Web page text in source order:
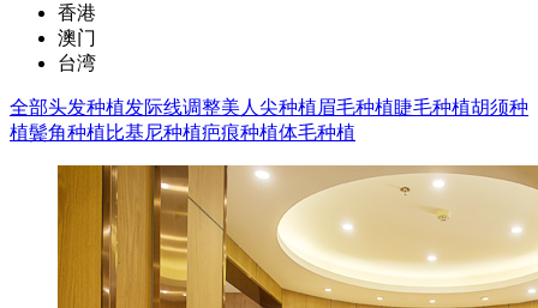
香港
澳门
台湾
全部头发种植发际线调整美人尖种植眉毛种植睫毛种植胡须种
植鬓角种植比基尼种植疤痕种植体毛种植